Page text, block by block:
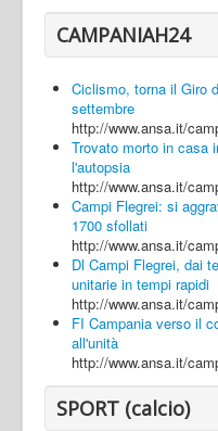
CAMPANIAH24
Ciclismo, torna il Giro
settembre
http://www.ansa.it/
Trovato morto in casa
l'autopsia
http://www.ansa.it/
Campi Flegrei: si
1700 sfollati
http://www.ansa.it/
Dl Campi Flegrei, dai
unitarie in tempi rapidi
http://www.ansa.it/
FI Campania verso il
all'unità
http://www.ansa.it/
SPORT (calcio)